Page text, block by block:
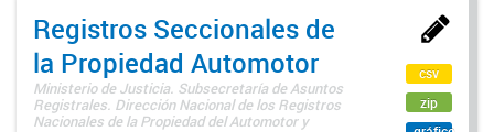
Registros Seccionales de
la Propiedad Automotor
Ministerio de Justicia. Subsecretaría de Asuntos
Registrales. Dirección Nacional de los Registros
Nacionales de la Propiedad del Automotor y
csv
zip